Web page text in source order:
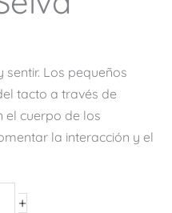
sentir. Los pequeños
tacto a través de
el cuerpo de los
la interacción y el
+